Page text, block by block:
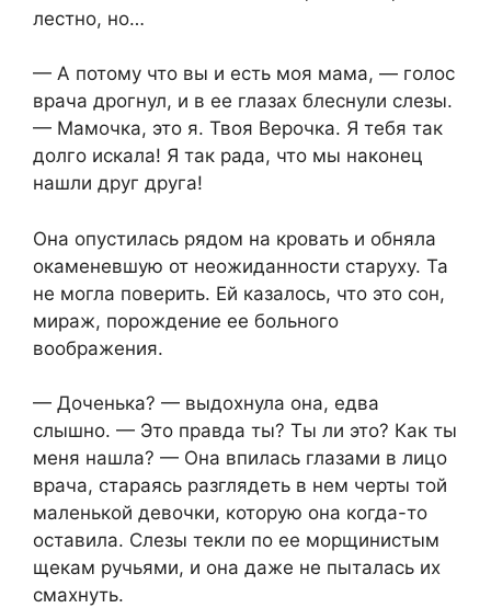
лестно, но…
— А потому что вы и есть моя мама, — голос
врача дрогнул, и в ее глазах блеснули слезы.
— Мамочка, это я. Твоя Верочка. Я тебя так
долго искала! Я так рада, что мы наконец
нашли друг друга!
Она опустилась рядом на кровать и обняла
окаменевшую от неожиданности старуху. Та
не могла поверить. Ей казалось, что это сон,
мираж, порождение ее больного
воображения.
— Доченька? — выдохнула она, едва
слышно. — Это правда ты? Ты ли это? Как ты
меня нашла? — Она впилась глазами в лицо
врача, стараясь разглядеть в нем черты той
маленькой девочки, которую она когда-то
оставила. Слезы текли по ее морщинистым
щекам ручьями, и она даже не пыталась их
смахнуть.